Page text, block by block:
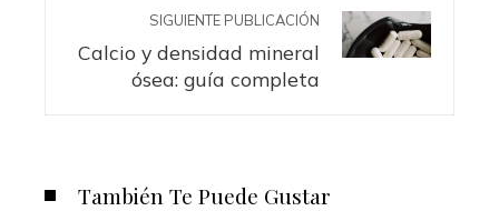
SIGUIENTE PUBLICACIÓN
Calcio y densidad mineral
ósea: guía completa
También Te Puede Gustar